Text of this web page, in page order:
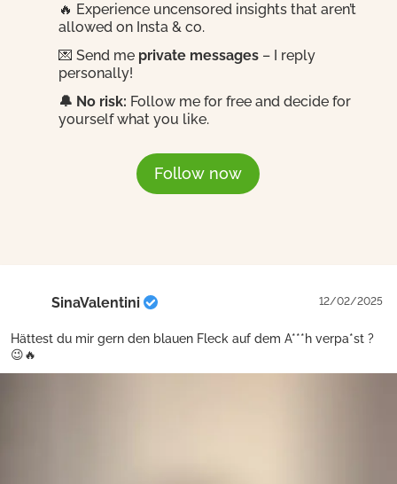
🔥 Experience uncensored insights that aren’t
allowed on Insta & co.
💌 Send me private messages– I reply
personally!
🔔 No risk: Follow me for free and decide for
yourself what you like.
Follow now
SinaValentini 12/02/2025
Hättest du mir gern den blauen Fleck auf dem A***h verpa*st ?
😉🔥